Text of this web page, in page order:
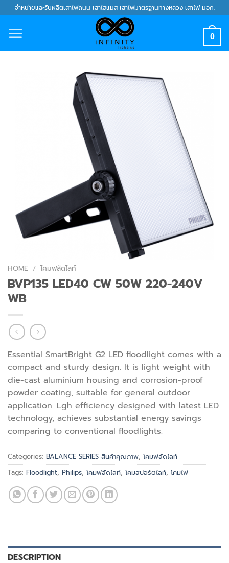
Skip
to
content
จำหน่ายและรับผลิตเสาไฟถนน เสาไฮแมส เสาไฟมาตรฐานทางหลวง เสาไฟ มอก.
0
HOME / โคมฟลัดไลท์
BVP135 LED40 CW 50W 220-240V
WB
Essential SmartBright G2 LED floodlight comes with a
compact and sturdy design. It is light weight with
die-cast aluminium housing and corrosion-proof
powder coating, suitable for general outdoor
application. Lgh efficiency designed with latest LED
technology, achieves substantial energy savings
comparing to conventional floodlights.
Categories: BALANCE SERIES สินค้าคุณภาพ, โคมฟลัดไลท์
Tags: Floodlight, Philips, โคมฟลัดไลท์, โคมสปอร์ตไลท์, โคมไฟ
DESCRIPTION